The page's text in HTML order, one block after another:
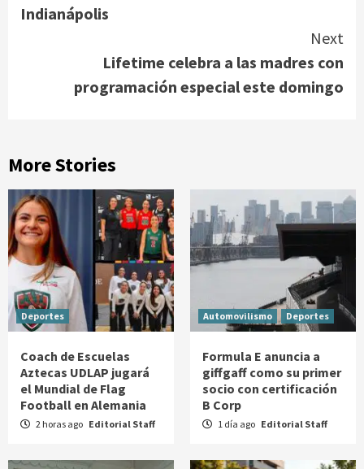
Indianápolis
Next
Lifetime celebra a las madres con
programación especial este domingo
More Stories
Deportes
Coach de Escuelas
Aztecas UDLAP jugará
el Mundial de Flag
Football en Alemania
2 horas ago Editorial Staff
Automovilismo Deportes
Formula E anuncia a
giffgaff como su primer
socio con certificación
B Corp
1 día ago Editorial Staff